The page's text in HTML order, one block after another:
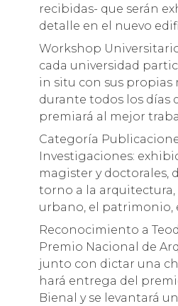
recibidas- que serán
detalle en el nuevo
Workshop
cada universidad
in situ con sus propias
durante todos los días
premiará al mejor
Categoría
Investigaciones:
magister y doctorales,
torno a la arquitectura,
urbano, el patrimonio,
Reconocimiento a
Premio Nacional de
junto con dictar una
hará entrega del
Bienal y se levantará